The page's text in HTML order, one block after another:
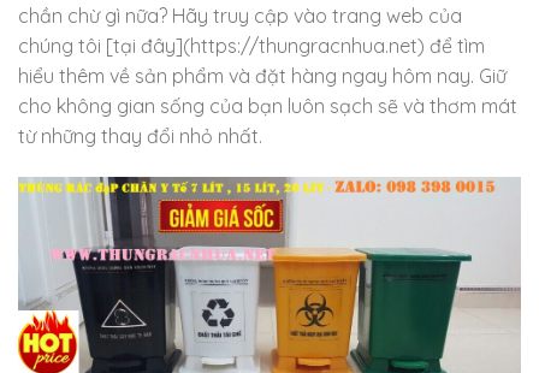
chần chừ gì nữa? Hãy truy cập vào trang web của
chúng tôi [tại đây](https://thungracnhua.net) để tìm
hiểu thêm về sản phẩm và đặt hàng ngay hôm nay. Giữ
cho không gian sống của bạn luôn sạch sẽ và thơm mát
từ những thay đổi nhỏ nhất.